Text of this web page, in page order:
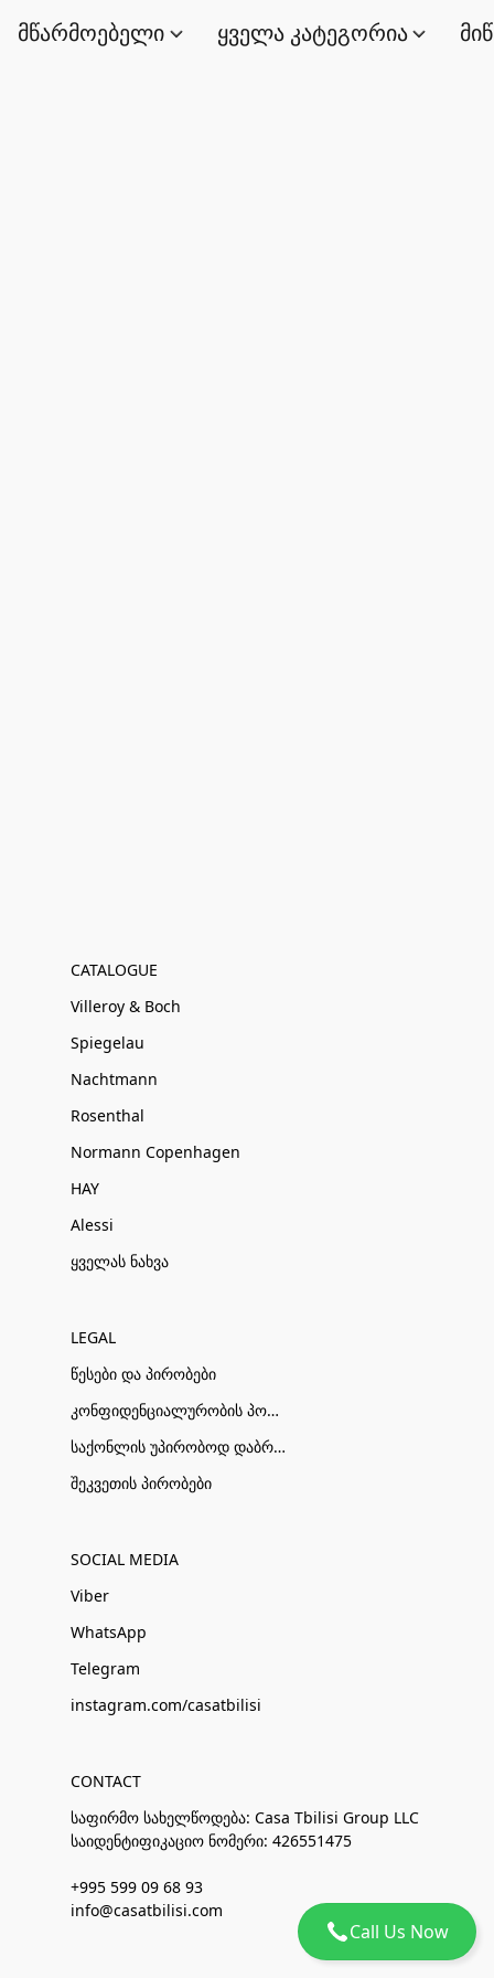
Call Us Now
მწარმოებელი ყველა კატეგორია
CATALOGUE
Villeroy & Boch
Spiegelau
Nachtmann
Rosenthal
Normann Copenhagen
HAY
Alessi
ყველას ნახვა
LEGAL
წესები და პირობები
კონფიდენციალურობის პოლიტიკა
საქონლის უპირობოდ დაბრუნების პირობები
შეკვეთის პირობები
SOCIAL MEDIA
Viber
WhatsApp
Telegram
instagram.com/casatbilisi
CONTACT
საფირმო სახელწოდება: Casa Tbilisi Group LLC
საიდენტიფიკაციო ნომერი: 426551475
+995 599 09 68 93
info@casatbilisi.com